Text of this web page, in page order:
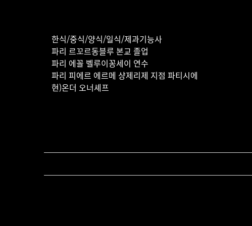
한식/중식/양식/일식/제과기능사
파리 르꼬르동블루 본교 졸업
파리 에꼴 벨루이꽁세이 연수
파리 피에르 에르메 샹제리제 지점 파티시에
현)온더 오너셰프